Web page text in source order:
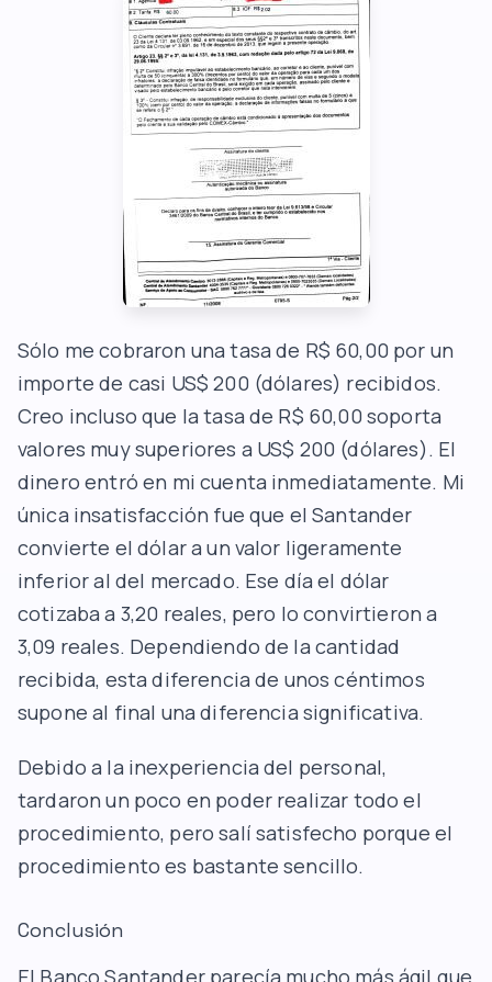
Sólo me cobraron una tasa de R$ 60,00 por un
importe de casi US$ 200 (dólares) recibidos.
Creo incluso que la tasa de R$ 60,00 soporta
valores muy superiores a US$ 200 (dólares). El
dinero entró en mi cuenta inmediatamente. Mi
única insatisfacción fue que el Santander
convierte el dólar a un valor ligeramente
inferior al del mercado. Ese día el dólar
cotizaba a 3,20 reales, pero lo convirtieron a
3,09 reales. Dependiendo de la cantidad
recibida, esta diferencia de unos céntimos
supone al final una diferencia significativa.
Debido a la inexperiencia del personal,
tardaron un poco en poder realizar todo el
procedimiento, pero salí satisfecho porque el
procedimiento es bastante sencillo.
Conclusión
El Banco Santander parecía mucho más ágil que